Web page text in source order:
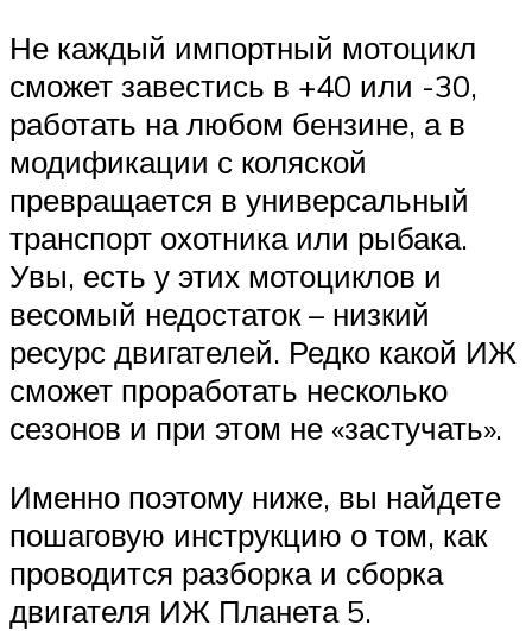
Не каждый импортный мотоцикл
сможет завестись в +40 или -30,
работать на любом бензине, а в
модификации с коляской
превращается в универсальный
транспорт охотника или рыбака.
Увы, есть у этих мотоциклов и
весомый недостаток – низкий
ресурс двигателей. Редко какой ИЖ
сможет проработать несколько
сезонов и при этом не «застучать».
Именно поэтому ниже, вы найдете
пошаговую инструкцию о том, как
проводится разборка и сборка
двигателя ИЖ Планета 5.